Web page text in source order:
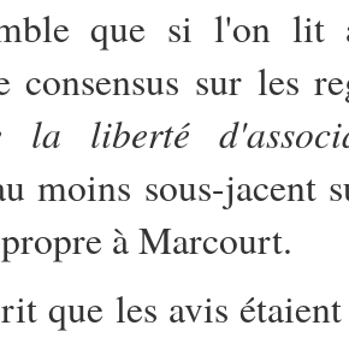
que si l'on lit
consensus sur les
la liberté
moins sous-
propre à Marcourt.
que les avis